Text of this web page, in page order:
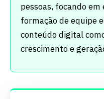
pessoas, focando
formação de equipe
conteúdo digital
crescimento e